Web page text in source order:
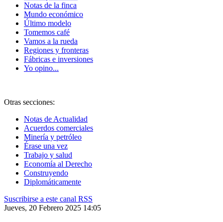
Notas de la finca
Mundo económico
Último modelo
Tomemos café
Vamos a la rueda
Regiones y fronteras
Fábricas e inversiones
Yo opino...
Otras secciones:
Notas de Actualidad
Acuerdos comerciales
Minería y petróleo
Érase una vez
Trabajo y salud
Economía al Derecho
Construyendo
Diplomáticamente
Suscribirse a este canal RSS
Jueves, 20 Febrero 2025 14:05